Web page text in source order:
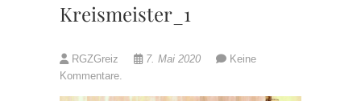
Kreismeister_1
RGZGreiz 7. Mai 2020
Keine
Kommentare.